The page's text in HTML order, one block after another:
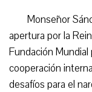
Monseñor
apertura por la
Fundación Mundial
cooperación
desafíos para el